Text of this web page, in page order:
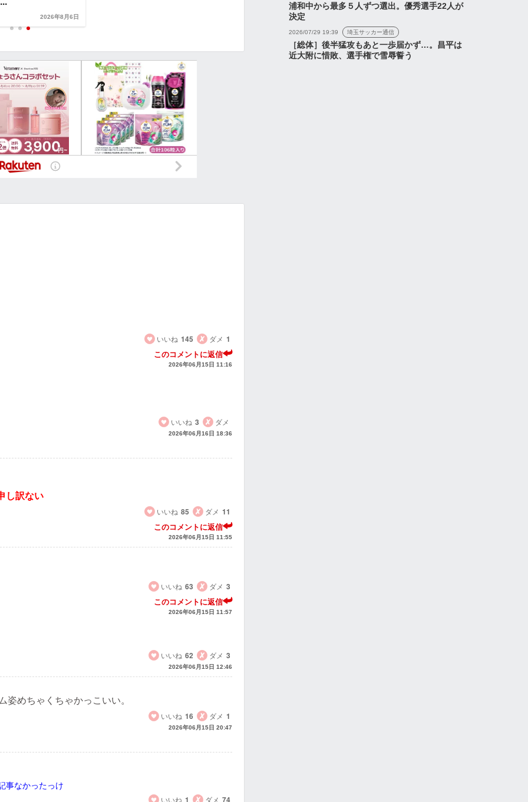
2026年8月6日
いいね 145 ダメ 1
このコメントに返信
2026年06月15日 11:16
いいね 3 ダメ
2026年06月16日 18:36
し訳ない
いいね 85 ダメ 11
このコメントに返信
2026年06月15日 11:55
いいね 63 ダメ 3
このコメントに返信
2026年06月15日 11:57
いいね 62 ダメ 3
2026年06月15日 12:46
姿めちゃくちゃかっこいい。
いいね 16 ダメ 1
2026年06月15日 20:47
事なかったっけ
いいね 1 ダメ 74
浦和中から最多５人ずつ選出。優秀選手22人が
決定
2026/07/29 19:39 埼玉サッカー通信
［総体］後半猛攻もあと一歩届かず…。昌平は
近大附に惜敗、選手権で雪辱誓う